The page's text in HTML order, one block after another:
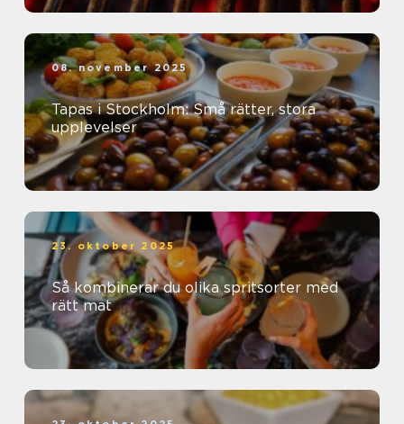
08. november 2025
Tapas i Stockholm: Små rätter, stora
upplevelser
23. oktober 2025
Så kombinerar du olika spritsorter med
rätt mat